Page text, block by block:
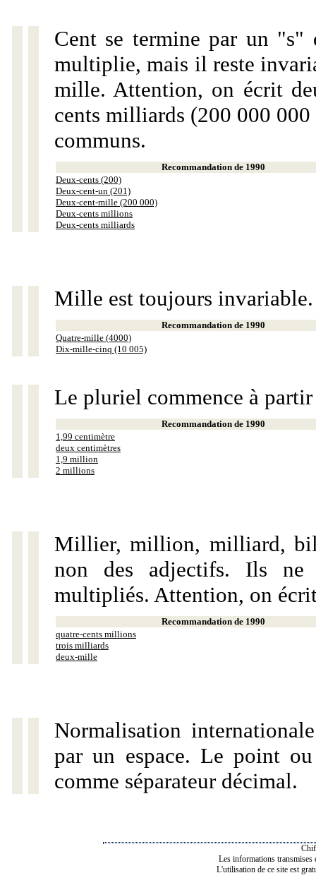
Cent se termine par un "s"
multiplie, mais il reste
mille. Attention, on écrit
cents milliards (200 000
communs.
Recommandation de 1990
Deux-cents (200)
Deux-cent-un (201)
Deux-cent-mille (200 000)
Deux-cents millions
Deux-cents milliards
Mille est toujours invariable.
Recommandation de 1990
Quatre-mille (4000)
Dix-mille-cinq (10 005)
Le pluriel commence à
Recommandation de 1990
1,99 centimètre
deux centimètres
1,9 million
2 millions
Millier, million, milliard,
non des adjectifs. Ils ne
multipliés. Attention, on
Recommandation de 1990
quatre-cents millions
trois milliards
deux-mille
Normalisation
par un espace. Le point
comme séparateur décimal.
Les informations transmises
L'utilisation de ce site est